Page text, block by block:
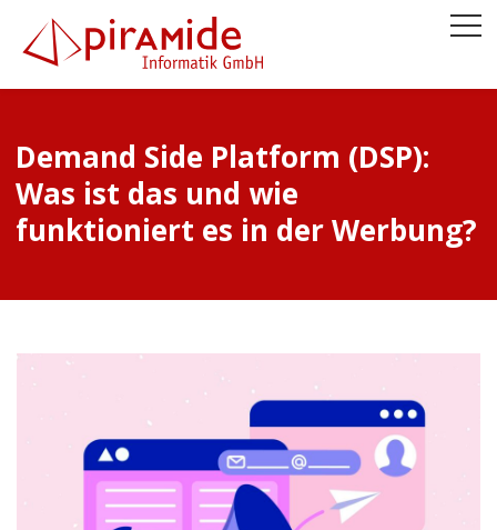
Demand Side Platform (DSP):
Was ist das und wie
funktioniert es in der Werbung?